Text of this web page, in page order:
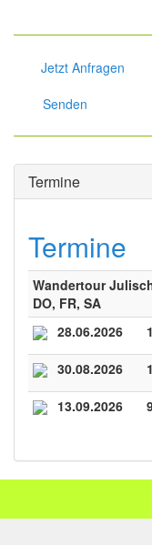
Jetzt Anfragen
Senden
Termine
Termine
Wandertour
DO, FR, SA
28.06.2026
30.08.2026
13.09.2026